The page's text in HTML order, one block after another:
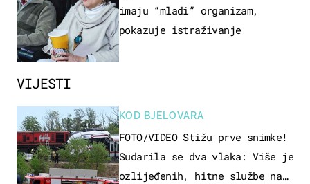
VIJESTI
KOD BJELOVARA
FOTO/VIDEO Stižu prve snimke!
Sudarila se dva vlaka: Više je
ozlijeđenih, hitne službe na
imaju “mlađi” organizam,
pokazuje istraživanje